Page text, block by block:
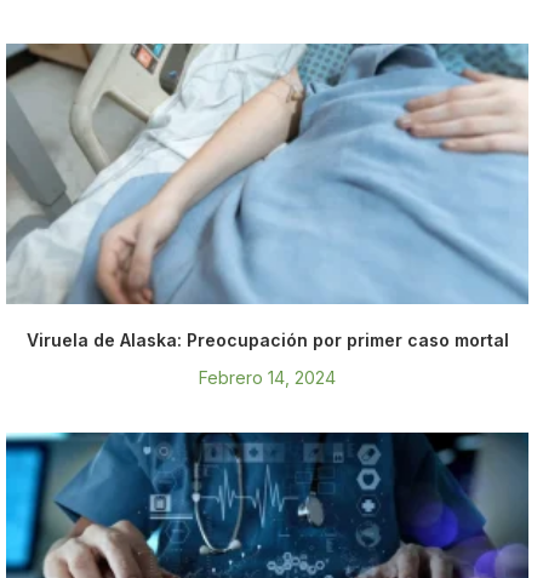
Viruela de Alaska: Preocupación por primer caso mortal
Febrero 14, 2024